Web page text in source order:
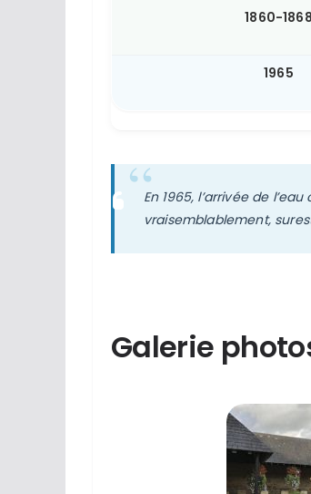
1860-1868
1965
En 1965, l’arrivée de
vraisemblablement,
Galerie